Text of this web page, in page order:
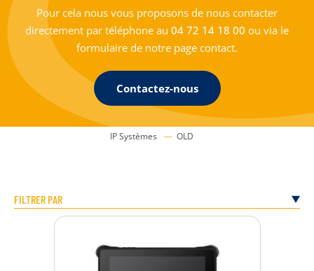
Pour cela nous vous proposons de nous contacter
directement par téléphone au 04 72 14 18 00 ou via le
formulaire de notre page contact.
Contactez-nous
IP Systèmes OLD
FILTRER PAR